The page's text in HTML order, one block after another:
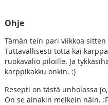
Ohje
Tämän tein pari viikkoa
Tuttavallisesti totta kai
ruokavalio piloille. Ja
karppikakku onkin. :)
Resepti on tästä unholassa
On se ainakin melkein näin.